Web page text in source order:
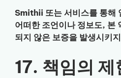
Smithii 또는 서비스를 통해
어떠한 조언이나 정보도, 본
되지 않은 보증을 발생시키
17. 책임의 제